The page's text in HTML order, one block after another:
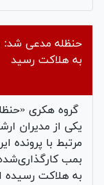
حنظله مدعی شد:
به هلاکت رسید
گروه هکری
یکی از مدیران
مرتبط با پرونده
به هلاکت